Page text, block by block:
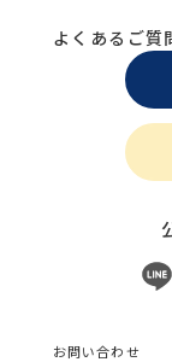
よくあるご質
お問い合わせ